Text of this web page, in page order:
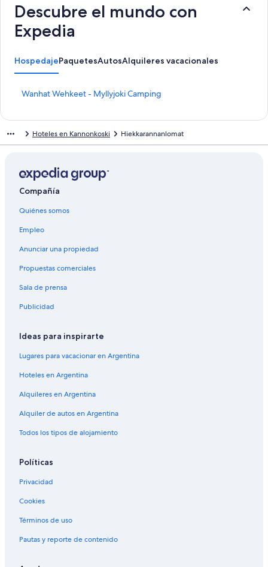
Descubre el mundo con
Expedia
HospedajePaquetesAutosAlquileres vacacionales
Wanhat Wehkeet - Myllyjoki Camping
E
e
a
r
a
b
i
r
a
á
i
d
e
W
a
h
t
W
e
k
e
-
y
l
Hoteles en Kannonkoski Hiekkarannanlomat
Compañía
Quiénes somos
Empleo
Anunciar una propiedad
Propuestas comerciales
Sala de prensa
Publicidad
Ideas para inspirarte
Lugares para vacacionar en Argentina
Hoteles en Argentina
Alquileres en Argentina
Alquiler de autos en Argentina
Todos los tipos de alojamiento
Políticas
Privacidad
Cookies
Términos de uso
Pautas y reporte de contenido